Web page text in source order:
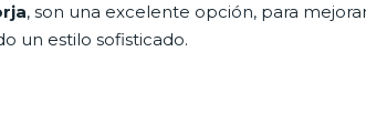
, son una excelente opción, para
un estilo sofisticado.